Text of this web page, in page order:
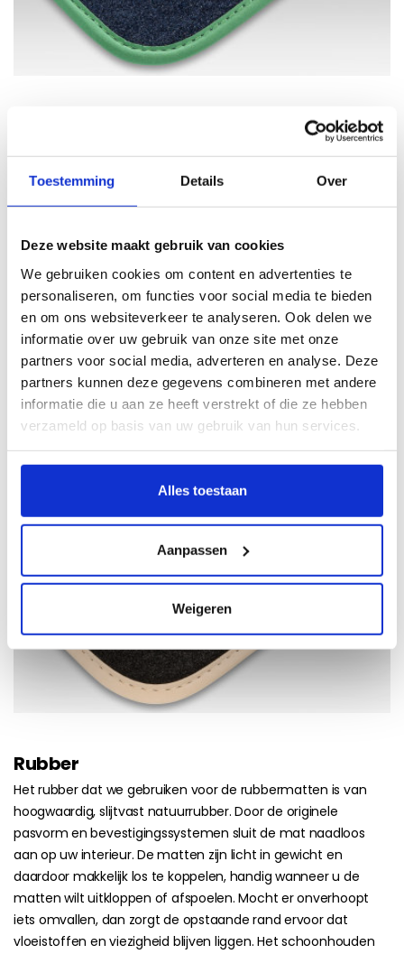
Toestemming Details Over
Deze website maakt gebruik van cookies
We gebruiken cookies om content en advertenties te
personaliseren, om functies voor social media te bieden
en om ons websiteverkeer te analyseren. Ook delen we
informatie over uw gebruik van onze site met onze
partners voor social media, adverteren en analyse. Deze
partners kunnen deze gegevens combineren met andere
informatie die u aan ze heeft verstrekt of die ze hebben
verzameld op basis van uw gebruik van hun services.
Alles toestaan
Aanpassen
Weigeren
Ons paradepaardje! De hoogste kwaliteit tapijt met de beste
specificaties als het gaat om comfort, uitstraling en
hoger is. Leverbaar in zwart, grafiet of beige. Ook voor de
afwerking met geweven band of nubuck. De plaatsing van
een hakplaat is bij deze kwaliteit niet nodig.
Rubber
Het rubber dat we gebruiken voor de rubbermatten is van
hoogwaardig, slijtvast natuurrubber. Door de originele
pasvorm en bevestigingssystemen sluit de mat naadloos
aan op uw interieur. De matten zijn licht in gewicht en
daardoor makkelijk los te koppelen, handig wanneer u de
matten wilt uitkloppen of afspoelen. Mocht er onverhoopt
iets omvallen, dan zorgt de opstaande rand ervoor dat
vloeistoffen en viezigheid blijven liggen. Het schoonhouden